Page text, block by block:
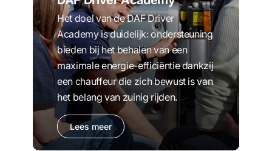
Het doel van de DAF Driver
Academy is duidelijk: ondersteuning
bieden bij het behalen van een
maximale energie-efficiëntie dankzij
een chauffeur die zich bewust is van
het belang van zuinig rijden.
Lees meer